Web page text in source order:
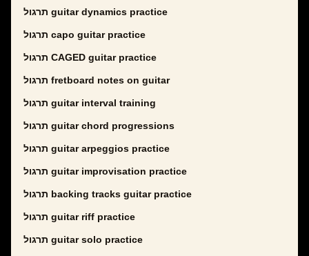
תרגול guitar dynamics practice
תרגול capo guitar practice
תרגול CAGED guitar practice
תרגול fretboard notes on guitar
תרגול guitar interval training
תרגול guitar chord progressions
תרגול guitar arpeggios practice
תרגול guitar improvisation practice
תרגול backing tracks guitar practice
תרגול guitar riff practice
תרגול guitar solo practice